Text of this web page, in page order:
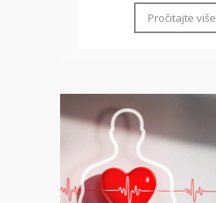
Pročitajte više